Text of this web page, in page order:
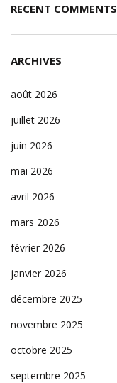
RECENT COMMENTS
ARCHIVES
août 2026
juillet 2026
juin 2026
mai 2026
avril 2026
mars 2026
février 2026
janvier 2026
décembre 2025
novembre 2025
octobre 2025
septembre 2025